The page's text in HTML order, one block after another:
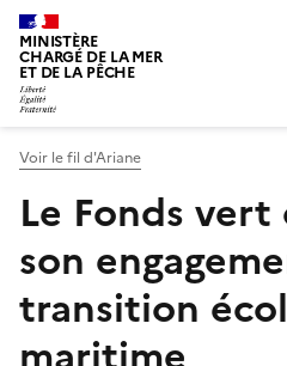
MINISTÈRE
CHARGÉ DE LA MER
ET DE LA PÊCHE
Voir le fil d'Ariane
Le Fonds
son
transition